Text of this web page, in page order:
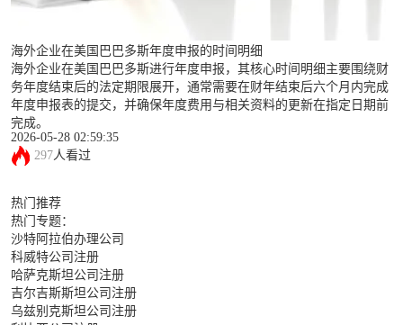
海外企业在美国巴巴多斯年度申报的时间明细
海外企业在美国巴巴多斯进行年度申报，其核心时间明细主要围绕财
务年度结束后的法定期限展开，通常需要在财年结束后六个月内完成
年度申报表的提交，并确保年度费用与相关资料的更新在指定日期前
完成。
2026-05-28 02:59:35
297人看过
热门推荐
热门专题：
沙特阿拉伯办理公司
科威特公司注册
哈萨克斯坦公司注册
吉尔吉斯斯坦公司注册
乌兹别克斯坦公司注册